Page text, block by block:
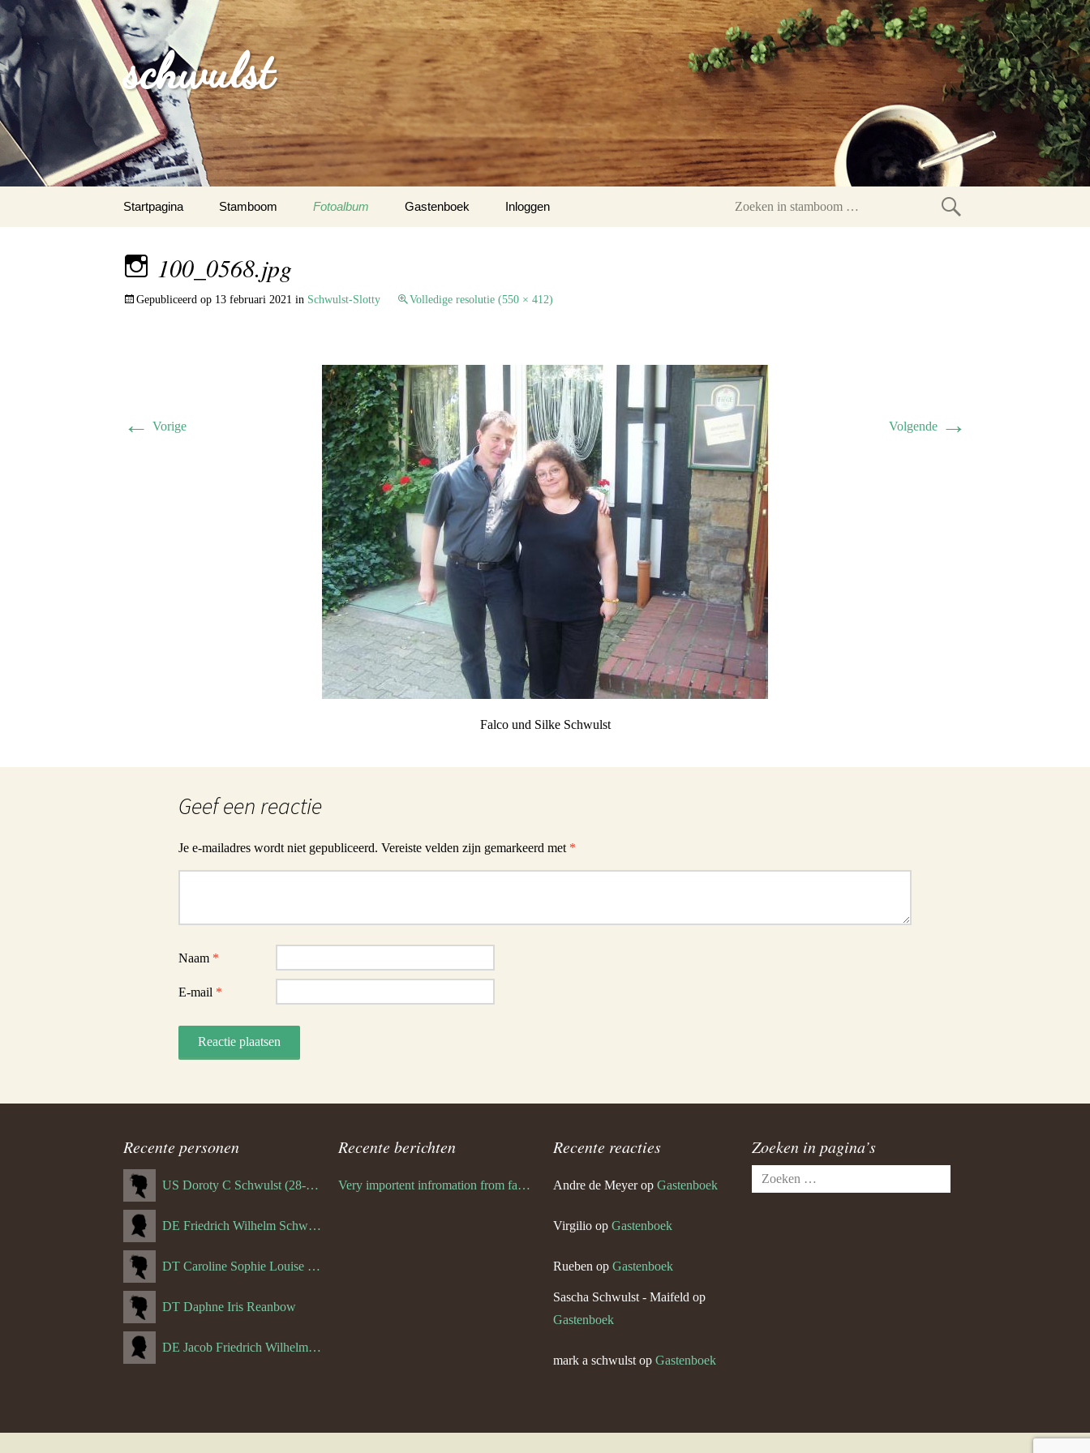
schwulst
naar
Startpagina Stamboom Fotoalbum
Herman Schwulst
Familie Bill Schwulst
Schwulst South Africa
2005 sept
General/Allgemein foto’s
Schwulst Joachimthal
Gastenboek
Inloggen
Zoeken
100_0568.jpg
Gepubliceerd op 13 februari 2021 in Schwulst-Slotty Volledige resolutie (550 × 412)
← Vorige Volgende →
Falco und Silke Schwulst
Geef een reactie
Je e-mailadres wordt niet gepubliceerd. Vereiste velden zijn gemarkeerd met *
Naam *
E-mail *
Recente personen
US Doroty C Schwulst (28-12-1919)
DE Friedrich Wilhelm Schwulst
DT Caroline Sophie Louise Schreuder born Schwulst (13-05-1866)
DT Daphne Iris Reanbow
DE Jacob Friedrich Wilhelm Hurth
Recente berichten
Very importent infromation from family Schwulst
Recente reacties
Andre de Meyerop Gastenboek
Virgilio op Gastenboek
Rueben op Gastenboek
Sascha Schwulst - Maifeld op
Gastenboek
mark a schwulst op Gastenboek
Zoeken in pagina’s
Zoeken
naar: